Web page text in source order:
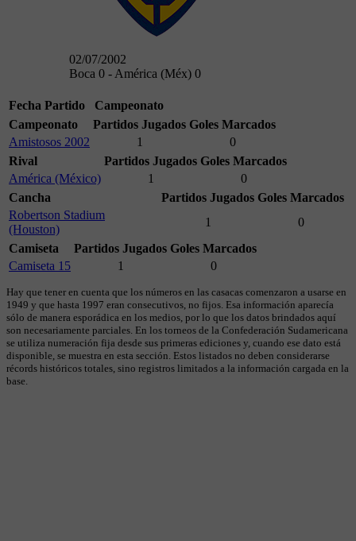
02/07/2002
Boca 0 - América (Méx) 0
Fecha Partido
Campeonato
Campeonato
Partidos Jugados Goles Marcados
Amistosos 2002
1
0
Rival
Partidos Jugados Goles Marcados
América (México)
1
0
Cancha
Partidos Jugados Goles Marcados
Robertson Stadium
(Houston)
1
0
Camiseta
Partidos Jugados Goles Marcados
Camiseta 15
1 0
Hay que tener en cuenta que los números en las casacas comenzaron a usarse en
1949 y que hasta 1997 eran consecutivos, no fijos. Esa información aparecía
sólo de manera esporádica en los medios, por lo que los datos brindados aquí
son necesariamente parciales. En los torneos de la Confederación Sudamericana
se utiliza numeración fija desde sus primeras ediciones y, cuando ese dato está
disponible, se muestra en esta sección. Estos listados no deben considerarse
récords históricos totales, sino registros limitados a la información cargada en la
base.